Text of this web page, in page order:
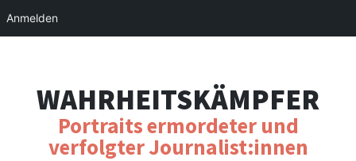
WAHRHEITSKÄMPFER
Portraits ermordeter und
verfolgter Journalist:innen
Anmelden